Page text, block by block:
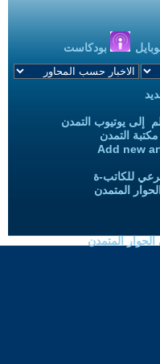
بودكاست
إلى يوتيوب التمدن
التمدن
Add new
للكاتب-ة
المتمدن
المتمدن